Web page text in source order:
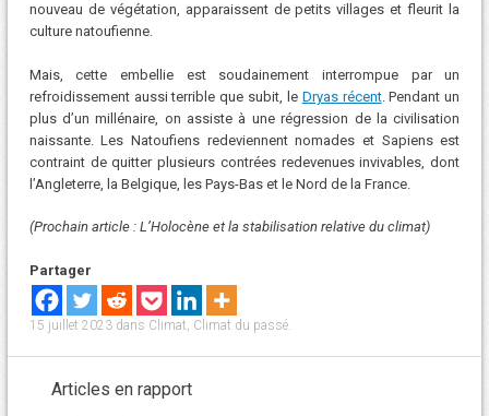
nouveau de végétation, apparaissent de petits villages et fleurit la
culture natoufienne.
Mais, cette embellie est soudainement interrompue par un
refroidissement aussi terrible que subit, le Dryas récent. Pendant un
plus d’un millénaire, on assiste à une régression de la civilisation
naissante. Les Natoufiens redeviennent nomades et Sapiens est
contraint de quitter plusieurs contrées redevenues invivables, dont
l’Angleterre, la Belgique, les Pays-Bas et le Nord de la France.
(Prochain article : L’Holocène et la stabilisation relative du climat)
Partager
15 juillet 2023dans Climat Climat du passé.
Articles en rapport